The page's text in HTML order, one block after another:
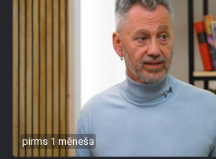
pirms 1 mēneša